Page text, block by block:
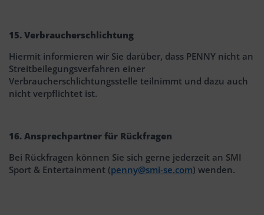
15. Verbraucherschlichtung
Hiermit informieren wir Sie darüber, dass PENNY nicht an
Streitbeilegungsverfahren einer
Verbraucherschlichtungsstelle teilnimmt und dazu auch
nicht verpflichtet ist.
16. Ansprechpartner für Rückfragen
Bei Rückfragen können Sie sich gerne jederzeit an SMI
Sport & Entertainment (penny@smi-se.com) wenden.